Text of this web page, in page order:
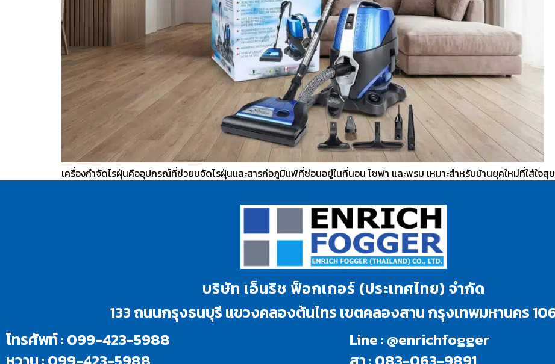
เครื่องกำจัดไรฝุ่นคืออุปกรณ์ที่ช่วยขจัดไรฝุ่นและสารก่อภูมิแพ้ที่ซ่อนอยู่ในที่นอน โซฟา และพรม เหมาะสำหรับบ้านยุคใหม่ที่ใส่ใจ
บริษัท เอ็นริช ฟ็อกเกอร์ (ประเทศไทย) จำกัด
133 ถนนกรุงธนบุรี แขวงคลองต้นไทร เขตคลองสาน กรุงเทพมหานคร
โทรศัพท์ : 099-423-5988
Line : @enrichfogger